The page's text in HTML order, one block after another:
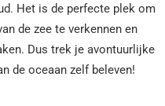
Het is de perfecte plek om
de zee te verkennen en
Dus trek je avontuurlijke
de oceaan zelf beleven!